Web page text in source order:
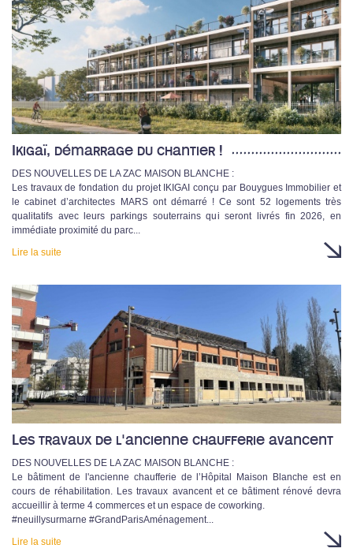
Ikigaï, démarrage du chantier !
DES NOUVELLES DE LA ZAC MAISON BLANCHE :
Les travaux de fondation du projet IKIGAI conçu par Bouygues Immobilier et
le cabinet d’architectes MARS ont démarré ! Ce sont 52 logements très
qualitatifs avec leurs parkings souterrains qui seront livrés fin 2026, en
immédiate proximité du parc...
Lire la suite
Les travaux de l'ancienne chaufferie avancent
DES NOUVELLES DE LA ZAC MAISON BLANCHE :
Le bâtiment de l'ancienne chaufferie de l’Hôpital Maison Blanche est en
cours de réhabilitation. Les travaux avancent et ce bâtiment rénové devra
accueillir à terme 4 commerces et un espace de coworking.
#neuillysurmarne #GrandParisAménagement...
Lire la suite